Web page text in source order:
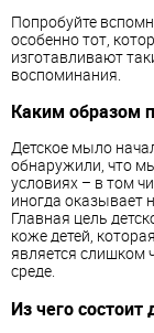
Попробуйте
особенно тот,
изготавливают
воспоминания.
Каким образом
Детское мыло
обнаружили, что
условиях – в том
иногда оказывает
Главная цель
коже детей,
является слишком
среде.
Из чего